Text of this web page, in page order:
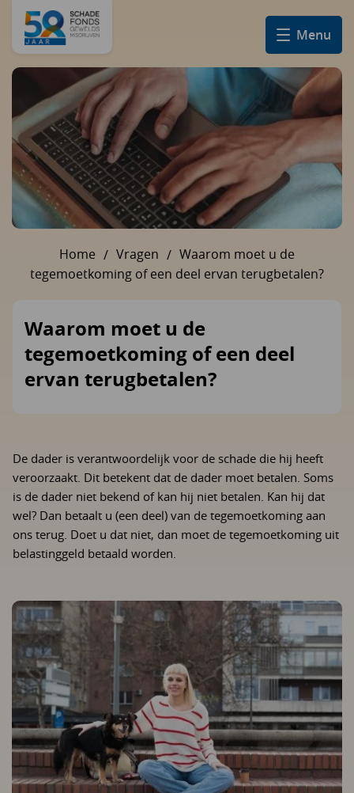
Menu
U bent hier:
Home Vragen
Waarom moet u de
tegemoetkoming of een deel ervan terugbetalen?
Waarom moet u de
tegemoetkoming of een deel
ervan terugbetalen?
De dader is verantwoordelijk voor de schade die hij heeft
veroorzaakt. Dit betekent dat de dader moet betalen. Soms
is de dader niet bekend of kan hij niet betalen. Kan hij dat
wel? Dan betaalt u (een deel) van de tegemoetkoming aan
ons terug. Doet u dat niet, dan moet de tegemoetkoming uit
belastinggeld betaald worden.